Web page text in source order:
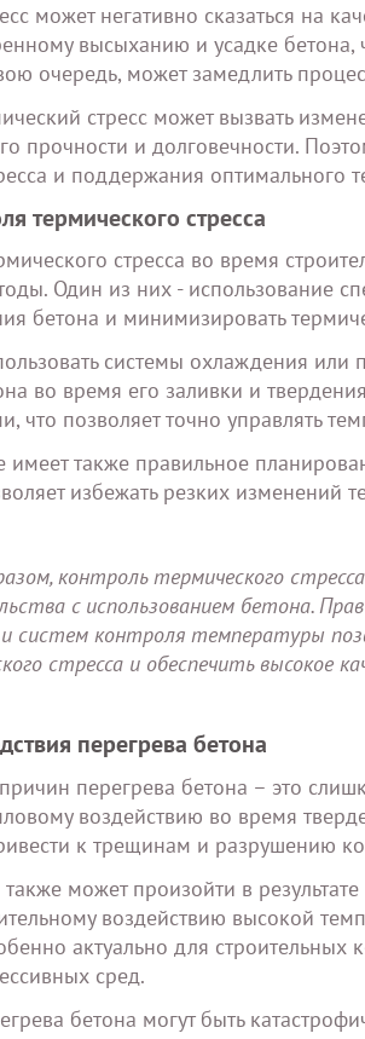
может негативно сказаться на
высыханию и усадке
очередь, может замедлить
стресс может вызвать
прочности и долговечности.
и поддержания оптимального
термического стресса
стресса во время
Один из них - использование
бетона и минимизировать
системы охлаждения или
во время его заливки и
что позволяет точно управлять
также правильное
избежать резких изменений
контроль термического
с использованием бетона.
и систем контроля температуры
стресса и обеспечить высокое
перегрева бетона
перегрева бетона – это
воздействию во время
к трещинам и разрушению
может произойти в
воздействию высокой
актуально для строительных
сред.
бетона могут быть